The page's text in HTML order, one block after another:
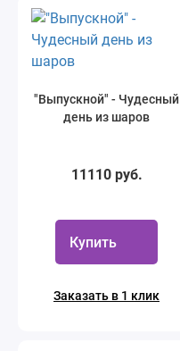
"Выпускной" - Чудесный
день из шаров
11110 руб.
Купить
Заказать в 1 клик